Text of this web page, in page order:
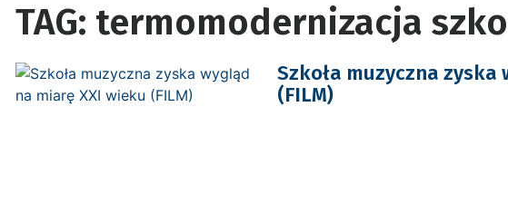
TAG: termomodernizacja
Szkoła muzyczna zyska
(FILM)